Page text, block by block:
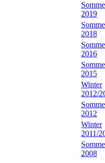
2019
2018
2016
2015
Winter
2012/
2012
Winter
2011/
2008